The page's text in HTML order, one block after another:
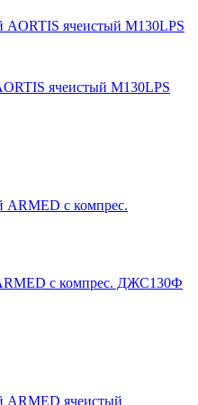
ячеистый M130LPS
с компрес. ДЖС130Ф